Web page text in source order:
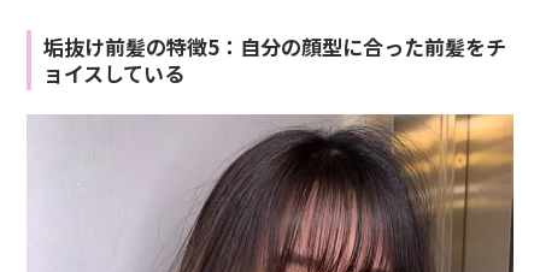
垢抜け前髪の特徴5：自分の顔型に合った前髪をチ
ョイスしている